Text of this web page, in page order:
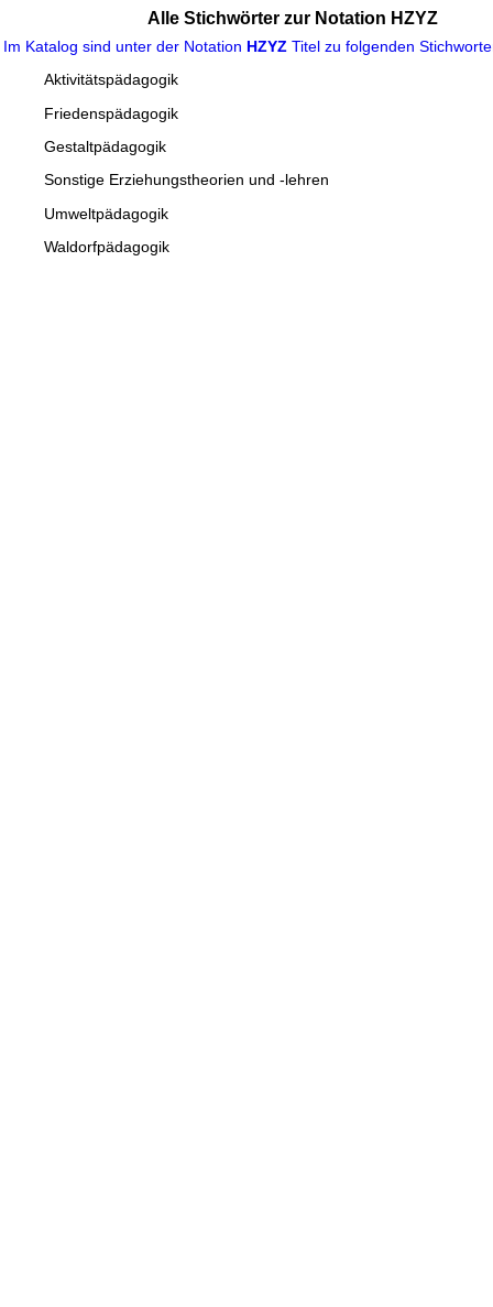
Alle Stichwörter zur Notation HZYZ
Im Katalog sind unter der Notation HZYZ Titel zu folgenden
Aktivitätspädagogik
Friedenspädagogik
Gestaltpädagogik
Sonstige Erziehungstheorien und -lehren
Umweltpädagogik
Waldorfpädagogik